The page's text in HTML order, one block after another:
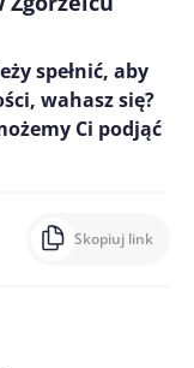
spełnić, aby
wahasz się?
Ci podjąć
Skopiuj link